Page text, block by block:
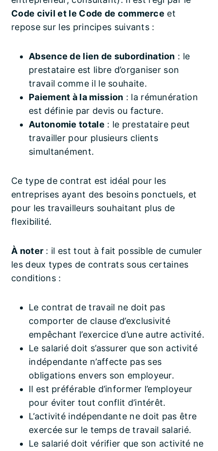
Code civil et le Code de commerce et
repose sur les principes suivants :
Absence de lien de subordination : le
prestataire est libre d’organiser son
travail comme il le souhaite.
Paiement à la mission : la rémunération
est définie par devis ou facture.
Autonomie totale : le prestataire peut
travailler pour plusieurs clients
simultanément.
Ce type de contrat est idéal pour les
entreprises ayant des besoins ponctuels, et
pour les travailleurs souhaitant plus de
flexibilité.
À noter : il est tout à fait possible de cumuler
les deux types de contrats sous certaines
conditions :
Le contrat de travail ne doit pas
comporter de clause d’exclusivité
empêchant l’exercice d’une autre activité.
Le salarié doit s’assurer que son activité
indépendante n’affecte pas ses
obligations envers son employeur.
Il est préférable d’informer l’employeur
pour éviter tout conflit d’intérêt.
L’activité indépendante ne doit pas être
exercée sur le temps de travail salarié.
Le salarié doit vérifier que son activité ne